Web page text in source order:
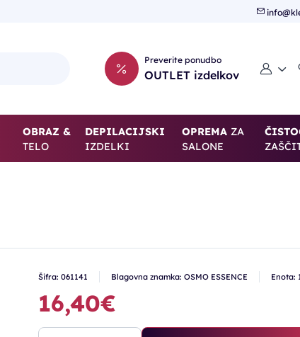
Preverite ponudbo
OUTLET izdelkov Moj
OBRAZ &
TELO
DEPILACIJSKI
IZDELKI
OPREMAZA
SALONE
Šifra: 061141 Blagovna znamka: OSMO ESSENCE Enota:
16,40€